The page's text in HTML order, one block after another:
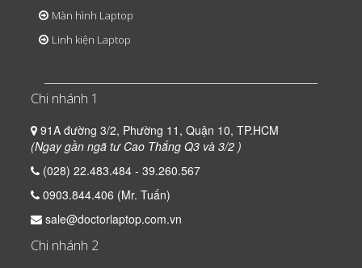
Màn hình Laptop
Linh kiện Laptop
Chi nhánh 1
91A đường 3/2, Phường 11, Quận 10, TP.HCM
(Ngay gần ngã tư Cao Thắng Q3 và 3/2 )
(028) 22.483.484 - 39.260.567
0903.844.406 (Mr. Tuấn)
sale@doctorlaptop.com.vn
Chi nhánh 2